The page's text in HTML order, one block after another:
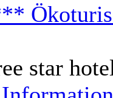
star